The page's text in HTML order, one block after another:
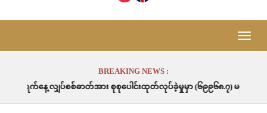
Toggle
BREAKING NEWS :
ဓာတ်အား စုစုပေါင်းထုတ်လုပ်ခဲ့မှုမှာ (၆၉၉၆၈.၇) မဂ္ဂါဝပ်နာရီဖြစ်ပါသည်။